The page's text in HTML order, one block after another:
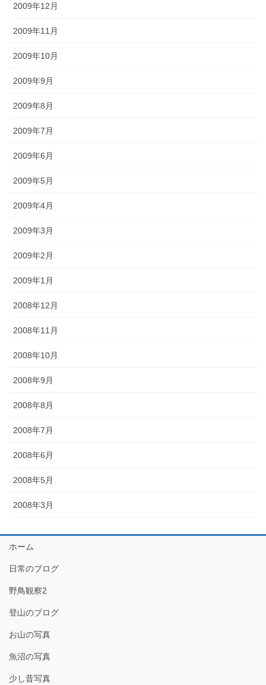
2009年12月
2009年11月
2009年10月
2009年9月
2009年8月
2009年7月
2009年6月
2009年5月
2009年4月
2009年3月
2009年2月
2009年1月
2008年12月
2008年11月
2008年10月
2008年9月
2008年8月
2008年7月
2008年6月
2008年5月
2008年3月
ホーム
日常のブログ
野鳥観察2
登山のブログ
お山の写真
魚沼の写真
少し昔写真